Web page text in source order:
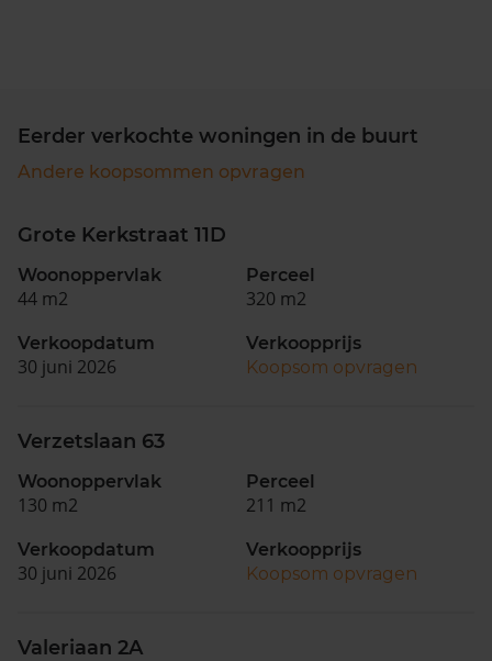
Eerder verkochte woningen in de buurt
Andere koopsommen opvragen
Grote Kerkstraat 11D
Woonoppervlak
44 m2
Perceel
320 m2
Verkoopdatum
30 juni 2026
Verkoopprijs
Koopsom opvragen
Verzetslaan 63
Woonoppervlak
130 m2
Perceel
211 m2
Verkoopdatum
30 juni 2026
Verkoopprijs
Koopsom opvragen
Valeriaan 2A